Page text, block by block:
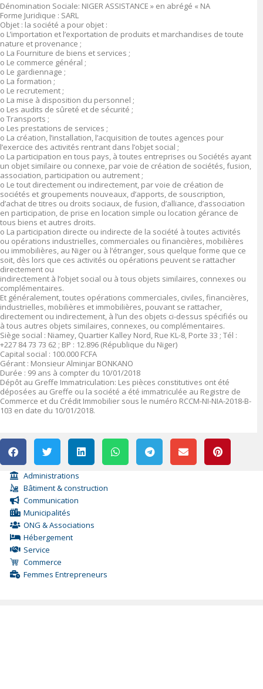
Dénomination Sociale: NIGER ASSISTANCE » en abrégé « NA
Forme Juridique : SARL
Objet : la société a pour objet :
o L’importation et l’exportation de produits et marchandises de toute
nature et provenance ;
o La Fourniture de biens et services ;
o Le commerce général ;
o Le gardiennage ;
o La formation ;
o Le recrutement ;
o La mise à disposition du personnel ;
o Les audits de sûreté et de sécurité ;
o Transports ;
o Les prestations de services ;
o La création, l’installation, l’acquisition de toutes agences pour
l’exercice des activités rentrant dans l’objet social ;
o La participation en tous pays, à toutes entreprises ou Sociétés ayant
un objet similaire ou connexe, par voie de création de sociétés, fusion,
association, participation ou autrement ;
o Le tout directement ou indirectement, par voie de création de
sociétés et groupements nouveaux, d’apports, de souscription,
d’achat de titres ou droits sociaux, de fusion, d’alliance, d’association
en participation, de prise en location simple ou location gérance de
tous biens et autres droits.
o La participation directe ou indirecte de la société à toutes activités
ou opérations industrielles, commerciales ou financières, mobilières
ou immobilières, au Niger ou à l’étranger, sous quelque forme que ce
soit, dès lors que ces activités ou opérations peuvent se rattacher
directement ou
indirectement à l’objet social ou à tous objets similaires, connexes ou
complémentaires.
Et généralement, toutes opérations commerciales, civiles, financières,
industrielles, mobilières et immobilières, pouvant se rattacher,
directement ou indirectement, à l’un des objets ci-dessus spécifiés ou
à tous autres objets similaires, connexes, ou complémentaires.
Siège social : Niamey, Quartier Kalley Nord, Rue KL-8, Porte 33 ; Tél :
+227 84 73 73 62 ; BP : 12.896 (République du Niger)
Capital social : 100.000 FCFA
Gérant : Monsieur Alminjar BONKANO
Durée : 99 ans à compter du 10/01/2018
Dépôt au Greffe Immatriculation: Les pièces constitutives ont été
déposées au Greffe ou la société a été immatriculée au Registre de
Commerce et du Crédit Immobilier sous le numéro RCCM-NI-NIA-2018-B-
103 en date du 10/01/2018.
Administrations
Bâtiment & construction
Communication
Municipalités
ONG & Associations
Hébergement
Service
Commerce
Femmes Entrepreneurs